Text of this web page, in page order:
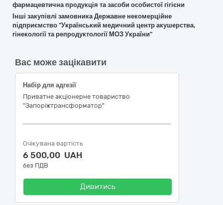
фармацевтична продукція та засоби особистої гігієни
Інші закупівлі замовника Державне некомерційне
підприємство "Український медичний центр акушерства,
гінекології та репродуктології МОЗ України"
Вас може зацікавити
Набір для адгезії
Приватне акціонерне товариство
"Запоріжтрансформатор"
Очікувана вартість
6 500,00 UAH
без ПДВ
Дивитись